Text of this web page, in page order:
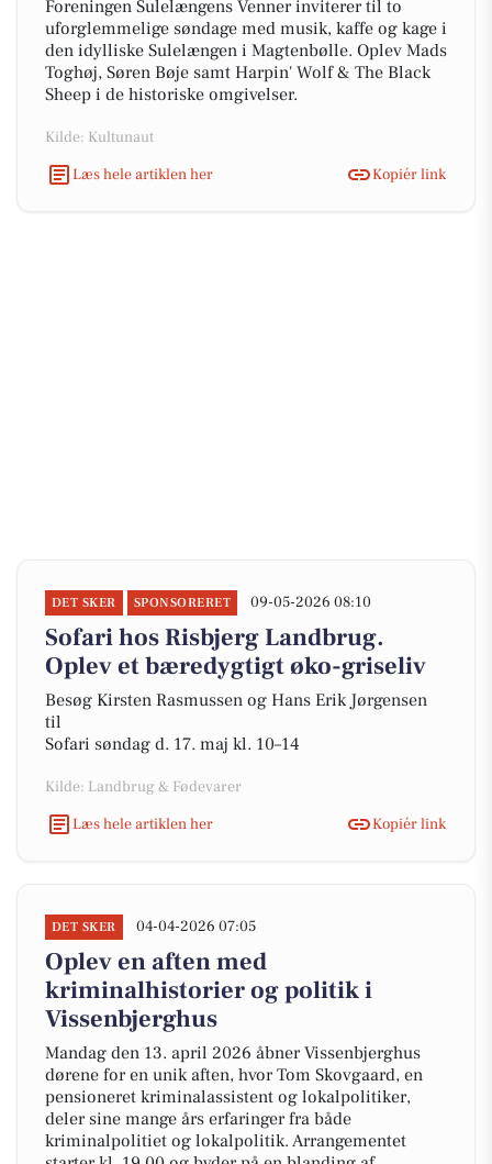
Foreningen Sulelængens Venner inviterer til to
uforglemmelige søndage med musik, kaffe og kage i
den idylliske Sulelængen i Magtenbølle. Oplev Mads
Toghøj, Søren Bøje samt Harpin' Wolf & The Black
Sheep i de historiske omgivelser.
Kilde: Kultunaut
Læs hele artiklen her
Kopiér link
DET SKER SPONSORERET 09-05-2026 08:10
Sofari hos Risbjerg Landbrug.
Oplev et bæredygtigt øko-griseliv
Besøg Kirsten Rasmussen og Hans Erik Jørgensen
til
Sofari søndag d. 17. maj kl. 10–14
Kilde: Landbrug & Fødevarer
Læs hele artiklen her
Kopiér link
DET SKER 04-04-2026 07:05
Oplev en aften med
kriminalhistorier og politik i
Vissenbjerghus
Mandag den 13. april 2026 åbner Vissenbjerghus
dørene for en unik aften, hvor Tom Skovgaard, en
pensioneret kriminalassistent og lokalpolitiker,
deler sine mange års erfaringer fra både
kriminalpolitiet og lokalpolitik. Arrangementet